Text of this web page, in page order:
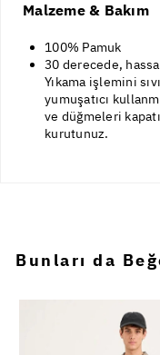
Malzeme & Bakım
100% Pamuk
30 derecede,
Yıkama işlemini
yumuşatıcı
ve düğmeleri
kurutunuz.
Bunları da